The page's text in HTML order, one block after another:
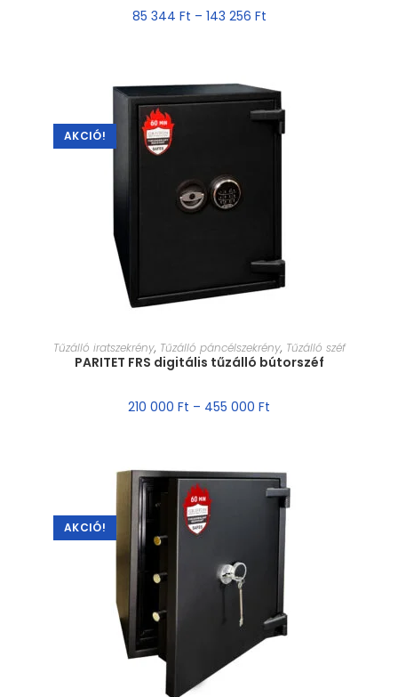
85 344 Ft – 143 256 Ft
AKCIÓ!
MÉRET VÁLASZTÁSA
Tűzálló iratszekrény, Tűzálló páncélszekrény, Tűzálló széf
PARITET FRS digitális tűzálló bútorszéf
210 000 Ft – 455 000 Ft
AKCIÓ!